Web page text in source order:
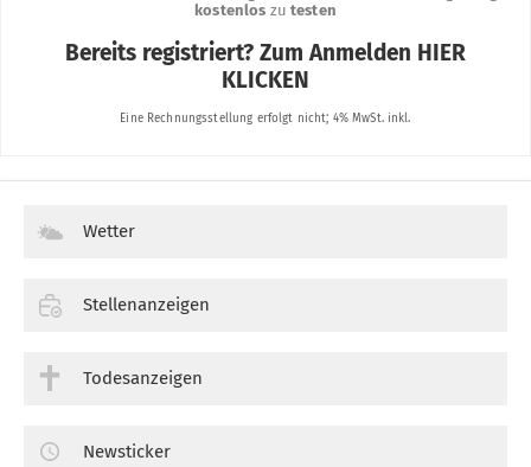
Wetter
Stellenanzeigen
Todesanzeigen
Newsticker